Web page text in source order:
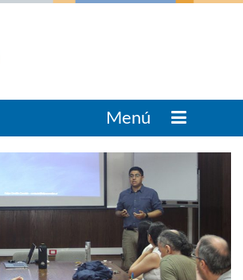
Menú